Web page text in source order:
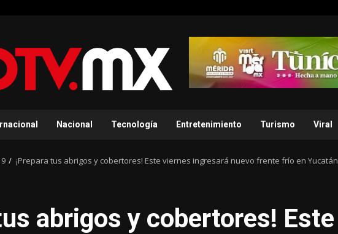
Nacional Tecnología Entretenimiento Turismo Viral
¡Prepara tus abrigos y cobertores! Este viernes ingresará nuevo frente frío en Yucatán
abrigos y cobertores! Este